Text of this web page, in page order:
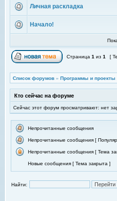
Личная раскладка
Начало!
Страница 1 из 1 [
Список форумов » Программы и проекты
Кто сейчас на форуме
Сейчас этот форум просматривают: нет
Непрочитанные сообщения
Непрочитанные сообщения [
Непрочитанные сообщения [ Тема
Новые сообщения [ Тема закрыта ]
Найти: